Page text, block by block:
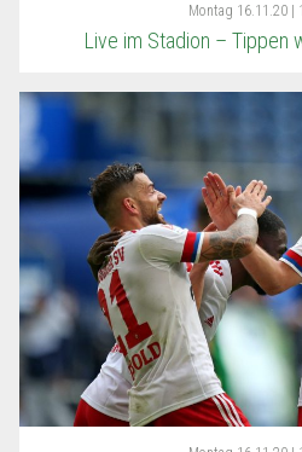
Montag 16.11.20 |
Live im Stadion – Tippen